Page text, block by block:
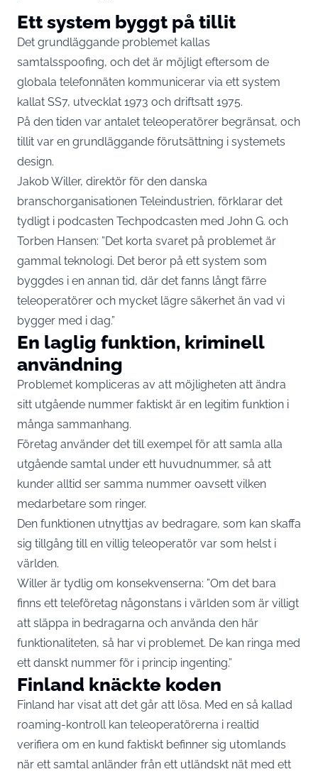
Ett system byggt på tillit
Det grundläggande problemet kallas
samtalsspoofing, och det är möjligt eftersom de
globala telefonnäten kommunicerar via ett system
kallat SS7, utvecklat 1973 och driftsatt 1975.
På den tiden var antalet teleoperatörer begränsat, och
tillit var en grundläggande förutsättning i systemets
design.
Jakob Willer, direktör för den danska
branschorganisationen Teleindustrien, förklarar det
tydligt i podcasten Techpodcasten med John G. och
Torben Hansen: ”Det korta svaret på problemet är
gammal teknologi. Det beror på ett system som
byggdes i en annan tid, där det fanns långt färre
teleoperatörer och mycket lägre säkerhet än vad vi
bygger med i dag.”
En laglig funktion, kriminell
användning
Problemet kompliceras av att möjligheten att ändra
sitt utgående nummer faktiskt är en legitim funktion i
många sammanhang.
Företag använder det till exempel för att samla alla
utgående samtal under ett huvudnummer, så att
kunder alltid ser samma nummer oavsett vilken
medarbetare som ringer.
Den funktionen utnyttjas av bedragare, som kan skaffa
sig tillgång till en villig teleoperatör var som helst i
världen.
Willer är tydlig om konsekvenserna: ”Om det bara
finns ett teleföretag någonstans i världen som är villigt
att släppa in bedragarna och använda den här
funktionaliteten, så har vi problemet. De kan ringa med
ett danskt nummer för i princip ingenting.”
Finland knäckte koden
Finland har visat att det går att lösa. Med en så kallad
roaming-kontroll kan teleoperatörerna i realtid
verifiera om en kund faktiskt befinner sig utomlands
när ett samtal anländer från ett utländskt nät med ett